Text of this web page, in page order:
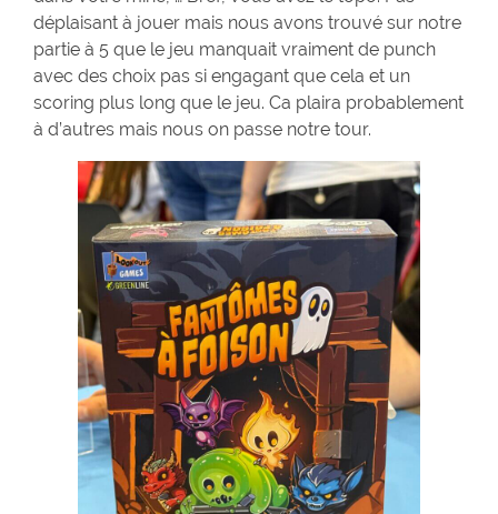
déplaisant à jouer mais nous avons trouvé sur notre
partie à 5 que le jeu manquait vraiment de punch
avec des choix pas si engagant que cela et un
scoring plus long que le jeu. Ca plaira probablement
à d’autres mais nous on passe notre tour.